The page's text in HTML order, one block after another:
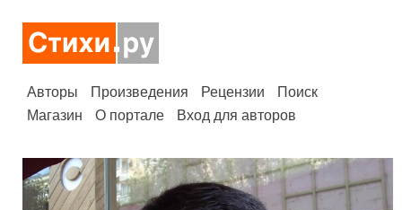
Авторы Произведения Рецензии
Поиск
Магазин
О портале Вход для авторов